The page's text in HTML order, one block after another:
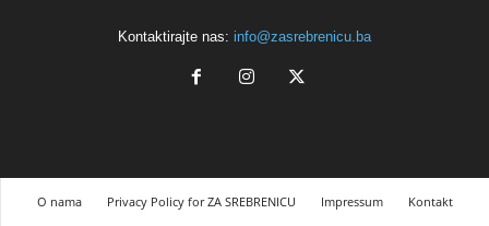
Kontaktirajte nas: info@zasrebrenicu.ba
O nama Privacy Policy for ZA SREBRENICU Impressum
Kontakt